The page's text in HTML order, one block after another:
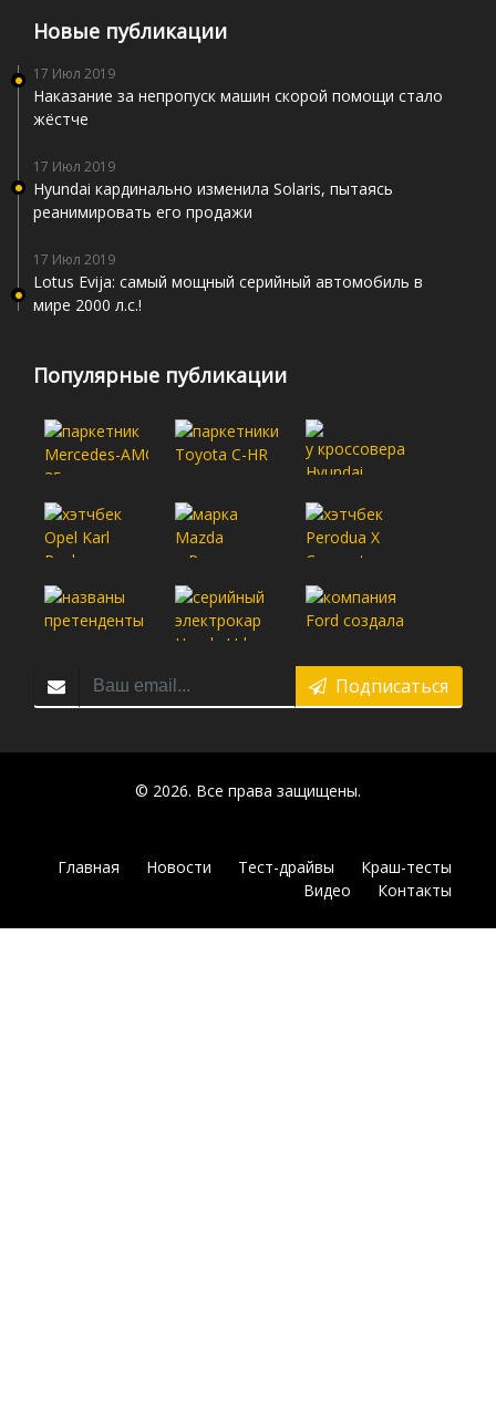
Новые публикации
17 Июл 2019
Наказание за непропуск машин скорой помощи стало
жёстче
17 Июл 2019
Hyundai кардинально изменила Solaris, пытаясь
реанимировать его продажи
17 Июл 2019
Lotus Evija: самый мощный серийный автомобиль в
мире 2000 л.с.!
Популярные публикации
Подписаться
© 2026. Все права защищены.
Главная Новости Тест-драйвы
Краш-тесты
Видео
Контакты